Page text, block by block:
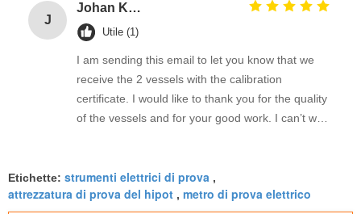
J
Johan KAES
Utile (1)
I am sending this email to let you know that we
receive the 2 vessels with the calibration
certificate. I would like to thank you for the quality
of the vessels and for your good work. I can’t wait
Etichette: strumenti elettrici di prova ,
attrezzatura di prova del hipot , metro di prova elettrico